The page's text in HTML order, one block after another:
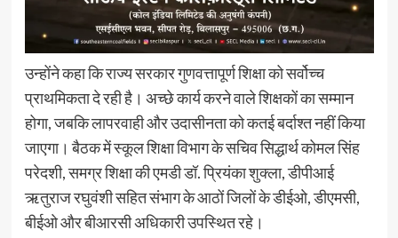
उन्होंने कहा कि राज्य सरकार गुणवत्तापूर्ण शिक्षा को सर्वोच्च
प्राथमिकता दे रही है। अच्छे कार्य करने वाले शिक्षकों का सम्मान
होगा, जबकि लापरवाही और उदासीनता को कतई बर्दाश्त नहीं किया
जाएगा। बैठक में स्कूल शिक्षा विभाग के सचिव सिद्धार्थ कोमल सिंह
परेदशी, समग्र शिक्षा की एमडी डॉ. प्रियंका शुक्ला, डीपीआई
ऋतुराज रघुवंशी सहित संभाग के आठों जिलों के डीईओ, डीएमसी,
बीईओ और बीआरसी अधिकारी उपस्थित रहे।